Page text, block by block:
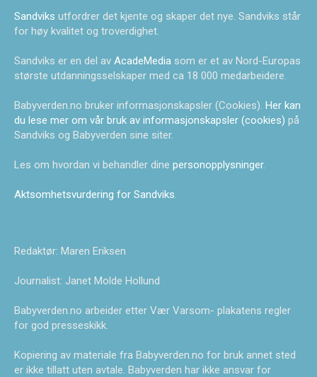
Sandviks utfordrer det kjente og skaper det nye. Sandviks står
for høy kvalitet og troverdighet.
Sandviks er en del av AcadeMedia som er et av Nord-Europas
største utdanningsselskaper med ca 18 000 medarbeidere.
Babyverden.no bruker informasjonskapsler (Cookies). Her kan
du lese mer om vår bruk av informasjonskapsler (cookies) på
Sandviks og Babyverden sine siter.
Les om hvordan vi behandler dine personopplysninger.
Aktsomhetsvurdering for Sandviks
Redaktør: Maren Eriksen
Journalist: Janet Molde Hollund
Babyverden.no arbeider etter Vær Varsom- plakatens regler
for god presseskikk.
Kopiering av materiale fra Babyverden.no for bruk annet sted
er ikke tillatt uten avtale. Babyverden har ikke ansvar for